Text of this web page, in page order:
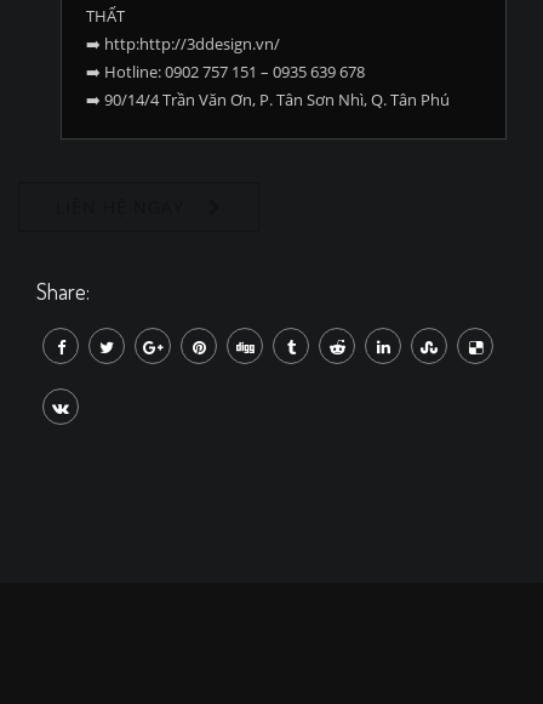
THẤT
➡️ http:http://3ddesign.vn/
➡️ Hotline: 0902 757 151 – 0935 639 678
➡️ 90/14/4 Trần Văn Ơn, P. Tân Sơn Nhì, Q. Tân Phú
Share: